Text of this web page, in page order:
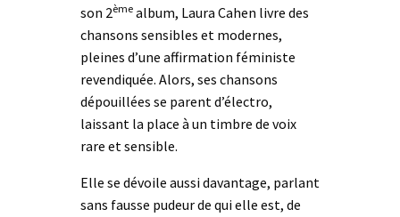
son 2ème album, Laura Cahen livre des
chansons sensibles et modernes,
pleines d’une affirmation féministe
revendiquée. Alors, ses chansons
dépouillées se parent d’électro,
laissant la place à un timbre de voix
rare et sensible.
Elle se dévoile aussi davantage, parlant
sans fausse pudeur de qui elle est, de